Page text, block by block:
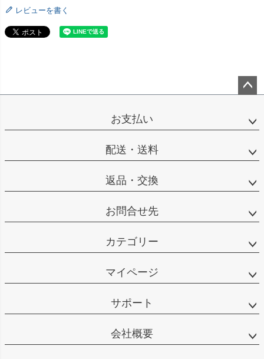
レビューを書く
ップ
お支払い
配送・送料
返品・交換
お問合せ先
カテゴリー
マイページ
サポート
会社概要